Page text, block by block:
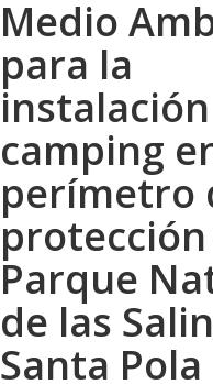
Medio
para la
camping
perímetro
Parque
de las
Santa Pola